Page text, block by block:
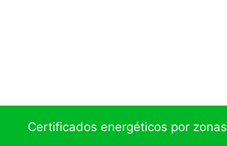
Certificados energéticos por zonas